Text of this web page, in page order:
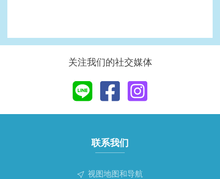
关注我们的社交媒体
联系我们
视图地图和导航